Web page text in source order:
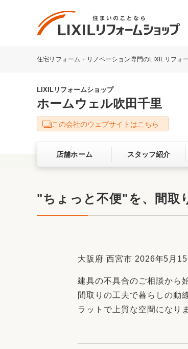
リフォーム事例を探す
キッチン
洗面化粧室
ベランダ・バルコニー
お客さまの声
LIXILリフォームショップ
サービス向上・品質改善の
住宅リフォーム・リノベーション専門のLIXILリフォ
LIXILリフォームショップ
ホームウェル吹田千里
この会社のウェブサイトはこちら
店舗ホーム スタッフ紹介
"ちょっと不便"を、間取
大阪府 西宮市 2026年5月15
建具の不具合のご相談から
間取りの工夫で暮らしの動
ラットで上質な空間になり